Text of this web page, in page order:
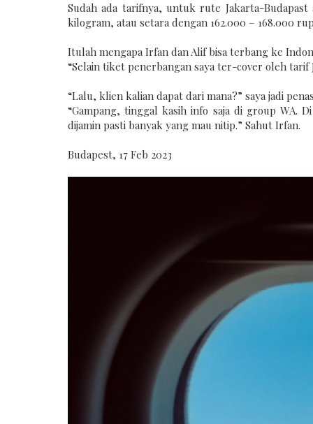
Sudah ada tarifnya, untuk rute Jakarta-
kilogram, atau setara dengan 162.000 – 168.000
Itulah mengapa Irfan dan Alif bisa terbang ke
“Selain tiket penerbangan saya ter-cover oleh tarif
“Lalu, klien kalian dapat dari mana?” saya jadi
“Gampang, tinggal kasih info saja di group WA.
dijamin pasti banyak yang mau nitip.” Sahut Irfan.
Budapest, 17 Feb 2023